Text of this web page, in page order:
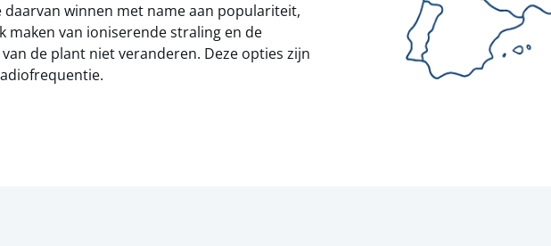
daarvan winnen met name aan populariteit,
maken van ioniserende straling en de
de plant niet veranderen. Deze opties zijn